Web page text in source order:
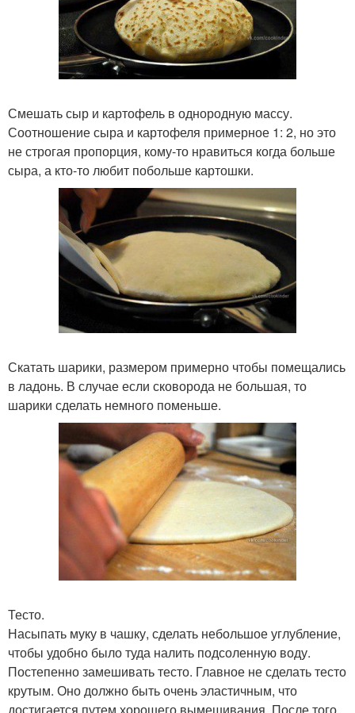
Смешать сыр и картофель в однородную массу.
Соотношение сыра и картофеля примерное 1: 2, но это
не строгая пропорция, кому-то нравиться когда больше
сыра, а кто-то любит побольше картошки.
Скатать шарики, размером примерно чтобы помещались
в ладонь. В случае если сковорода не большая, то
шарики сделать немного поменьше.
Тесто.
Насыпать муку в чашку, сделать небольшое углубление,
чтобы удобно было туда налить подсоленную воду.
Постепенно замешивать тесто. Главное не сделать тесто
крутым. Оно должно быть очень эластичным, что
достигается путем хорошего вымешивания. После того,